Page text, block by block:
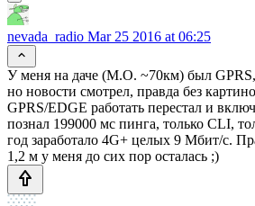
nevada_radio Mar 25 2016 at 06:25
У меня на даче (М.О. ~70км) был
но новости смотрел, правда без
GPRS/EDGE работать перестал и
познал 199000 мс пинга, только CLI,
год заработало 4G+ целых 9 Мбит/с.
1,2 м у меня до сих пор осталась ;)